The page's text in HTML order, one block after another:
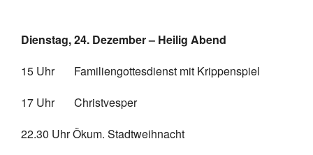
Dienstag, 24. Dezember – Heilig Abend
15 Uhr Familiengottesdienst mit Krippenspiel
17 Uhr Christvesper
22.30 Uhr Ökum. Stadtweihnacht